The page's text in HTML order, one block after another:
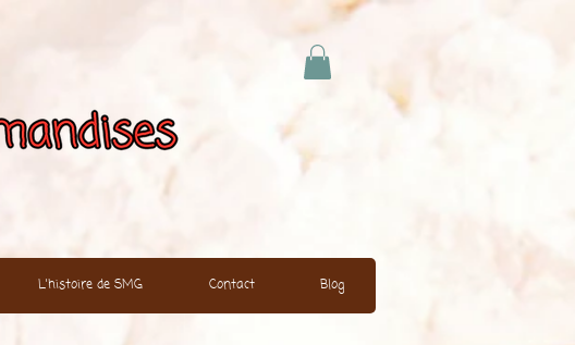
L'histoire de SMG Contact Blog